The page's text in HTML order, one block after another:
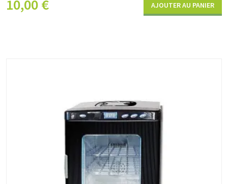
10,00€ AJOUTER AU PANIER